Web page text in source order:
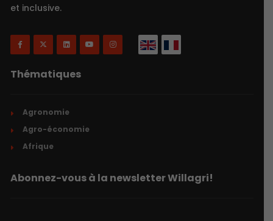
et inclusive.
Thématiques
Agronomie
Agro-économie
Afrique
Abonnez-vous à la newsletter Willagri!